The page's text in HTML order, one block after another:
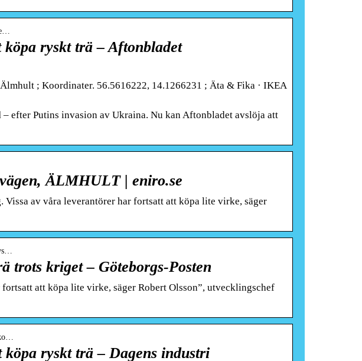
ryskt trä – Aftonbladet
; Koordinater. 56.5616222, 14.1266231 ; Äta & Fika · IKEA
efter Putins invasion av Ukraina. Nu kan Aftonbladet avslöja att
ÄLMHULT | eniro.se
av våra leverantörer har fortsatt att köpa lite virke, säger
trots kriget – Göteborgs-Posten
att köpa lite virke, säger Robert Olsson”, utvecklingschef
ryskt trä – Dagens industri